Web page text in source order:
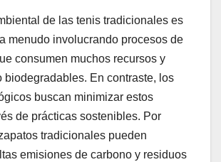
de las tenis tradicionales es
menudo involucrando procesos de
consumen muchos recursos y
biodegradables. En contraste, los
buscan minimizar estos
de prácticas sostenibles. Por
tradicionales pueden
emisiones de carbono y residuos